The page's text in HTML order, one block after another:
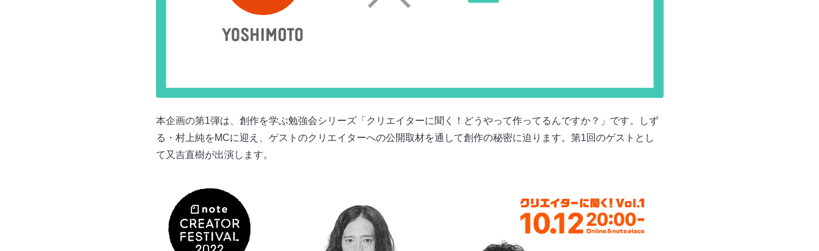
本企画の第1弾は、創作を学ぶ勉強会シリーズ「クリエイターに聞く！どうやって作ってるんですか？」です。しず
る・村上純をMCに迎え、ゲストのクリエイターへの公開取材を通して創作の秘密に迫ります。第1回のゲストとし
て又吉直樹が出演します。